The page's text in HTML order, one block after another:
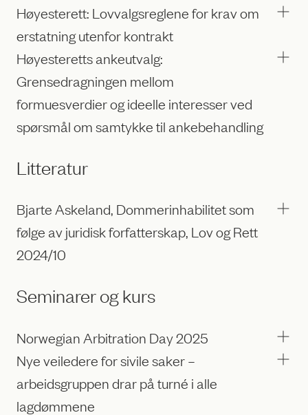
Høyesterett: Lovvalgsreglene for krav om
erstatning utenfor kontrakt
Høyesteretts ankeutvalg:
Grensedragningen mellom
formuesverdier og ideelle interesser ved
spørsmål om samtykke til ankebehandling
Litteratur
Bjarte Askeland, Dommerinhabilitet som
følge av juridisk forfatterskap, Lov og Rett
2024/10
Seminarer og kurs
Norwegian Arbitration Day 2025
Nye veiledere for sivile saker –
arbeidsgruppen drar på turné i alle
lagdømmene